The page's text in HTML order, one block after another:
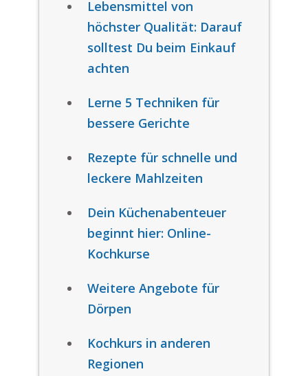
Lebensmittel von
höchster Qualität: Darauf
solltest Du beim Einkauf
achten
Lerne 5 Techniken für
bessere Gerichte
Rezepte für schnelle und
leckere Mahlzeiten
Dein Küchenabenteuer
beginnt hier: Online-
Kochkurse
Weitere Angebote für
Dörpen
Kochkurs in anderen
Regionen